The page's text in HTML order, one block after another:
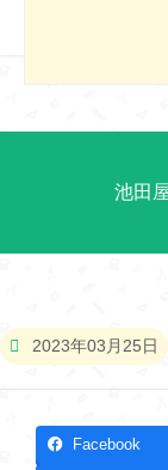
池田
2023年03月25日
Facebook